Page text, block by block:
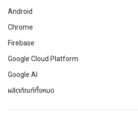
Android
Chrome
Firebase
Google Cloud Platform
Google AI
ผลิตภัณฑ์ทั้งหมด